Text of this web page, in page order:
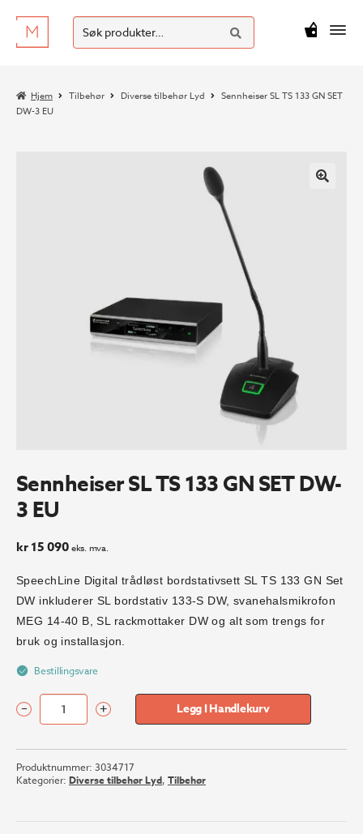
Hopp
til
Hopp
til
Søk
etter:
SØK
kr0
Hjem Tilbehør Diverse tilbehør Lyd
Sennheiser SL TS 133 GN SET
DW-3 EU
Sennheiser SL TS 133 GN SET DW-
3 EU
kr15 090 eks. mva.
SpeechLine Digital trådløst bordstativsett SL TS 133 GN Set
DW inkluderer SL bordstativ 133-S DW, svanehalsmikrofon
MEG 14-40 B, SL rackmottaker DW og alt som trengs for
bruk og installasjon.
Bestillingsvare
Sennheiser
TS
133
GN
– + Legg I Handlekurv
Produktnummer: 3034717
Kategorier: Diverse tilbehør Lyd, Tilbehør